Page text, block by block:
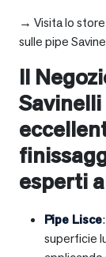
→ Visita lo store
sulle pipe
Il
esperti
Pipe Lisce
superficie